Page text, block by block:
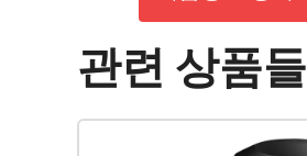
관련 상품들